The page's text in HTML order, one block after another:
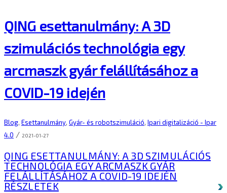
QING esettanulmány: A 3D
szimulációs technológia egy
arcmaszk gyár felállításához a
COVID-19 idején
Blog, Esettanulmány, Gyár- és robotszimuláció, Ipari digitalizáció - Ipar
4.0 / 2021-01-27
QING ESETTANULMÁNY: A 3D SZIMULÁCIÓS
TECHNOLÓGIA EGY ARCMASZK GYÁR
FELÁLLÍTÁSÁHOZ A COVID-19 IDEJÉN
RÉSZLETEK